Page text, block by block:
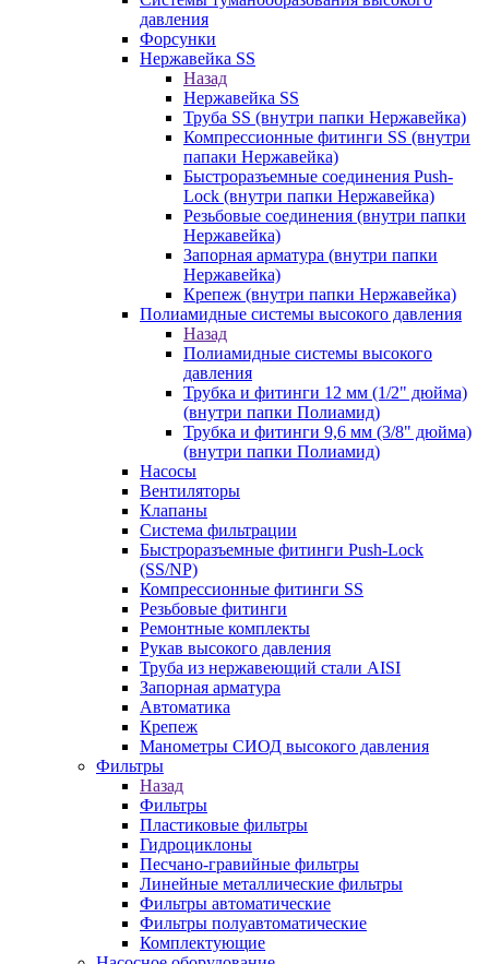
давления
Форсунки
Нержавейка SS
Назад
Нержавейка SS
Труба SS (внутри папки Нержавейка)
Компрессионные фитинги SS (внутри
папаки Нержавейка)
Быстроразъемные соединения Push-
Lock (внутри папки Нержавейка)
Резьбовые соединения (внутри папки
Нержавейка)
Запорная арматура (внутри папки
Нержавейка)
Крепеж (внутри папки Нержавейка)
Полиамидные системы высокого давления
Назад
Полиамидные системы высокого
давления
Трубка и фитинги 12 мм (1/2" дюйма)
(внутри папки Полиамид)
Трубка и фитинги 9,6 мм (3/8" дюйма)
(внутри папки Полиамид)
Насосы
Вентиляторы
Клапаны
Система фильтрации
Быстроразъемные фитинги Push-Lock
(SS/NP)
Компрессионные фитинги SS
Резьбовые фитинги
Ремонтные комплекты
Рукав высокого давления
Труба из нержавеющий стали AISI
Запорная арматура
Автоматика
Крепеж
Манометры СИОД высокого давления
Фильтры
Назад
Фильтры
Пластиковые фильтры
Гидроциклоны
Песчано-гравийные фильтры
Линейные металлические фильтры
Фильтры автоматические
Фильтры полуавтоматические
Комплектующие